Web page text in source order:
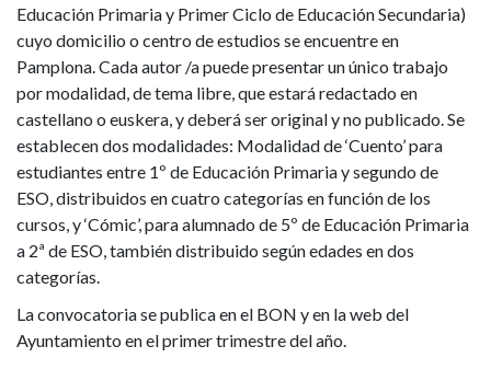
Educación Primaria y Primer Ciclo de Educación Secundaria)
cuyo domicilio o centro de estudios se encuentre en
Pamplona. Cada autor /a puede presentar un único trabajo
por modalidad, de tema libre, que estará redactado en
castellano o euskera, y deberá ser original y no publicado. Se
establecen dos modalidades: Modalidad de ‘Cuento’ para
estudiantes entre 1º de Educación Primaria y segundo de
ESO, distribuidos en cuatro categorías en función de los
cursos, y ‘Cómic’, para alumnado de 5º de Educación Primaria
a 2ª de ESO, también distribuido según edades en dos
categorías.
La convocatoria se publica en el BON y en la web del
Ayuntamiento en el primer trimestre del año.